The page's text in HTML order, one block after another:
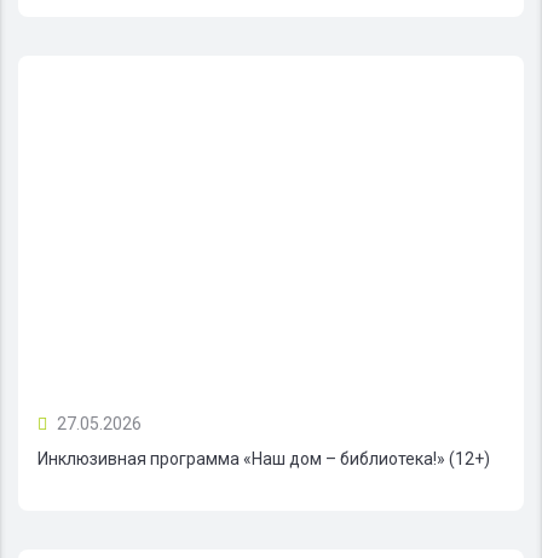
27.05.2026
Инклюзивная программа «Наш дом – библиотека!» (12+)